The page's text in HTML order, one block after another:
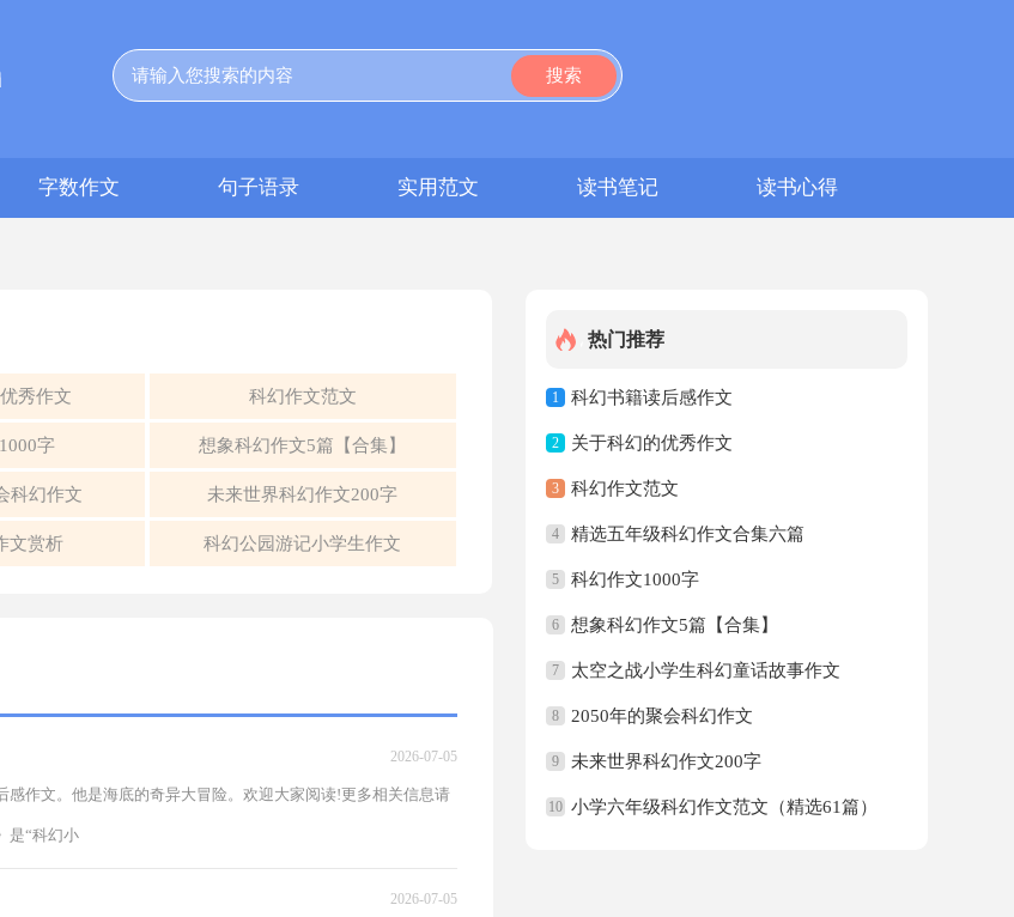
搜索
字数作文 句子语录 实用范文 读书笔记 读书心得
秀作文 科幻作文范文
字 想象科幻作文5篇【合集】
科幻作文 未来世界科幻作文200字
文赏析 科幻公园游记小学生作文
2026-07-05
作文。他是海底的奇异大冒险。欢迎大家阅读!更多相关信息请
是“科幻小
2026-07-05
热门推荐
1 科幻书籍读后感作文
2 关于科幻的优秀作文
3 科幻作文范文
4 精选五年级科幻作文合集六篇
5 科幻作文1000字
6 想象科幻作文5篇【合集】
7 太空之战小学生科幻童话故事作文
8 2050年的聚会科幻作文
9 未来世界科幻作文200字
10 小学六年级科幻作文范文（精选61篇）